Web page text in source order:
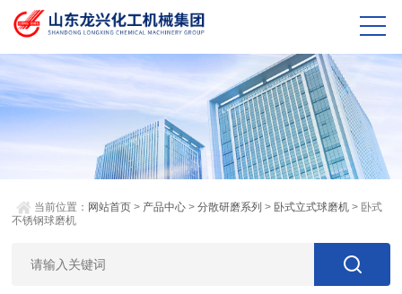
当前位置： 网站首页 > 产品中心 >分散研磨系列 > 卧式立式球磨机 > 卧式
不锈钢球磨机